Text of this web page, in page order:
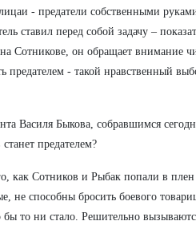
- предатели собственными
ставил перед собой задачу –
Сотникове, он обращает внимание
предателем - такой нравственный
Василя Быкова, собравшимся
предателем?
как Сотников и Рыбак попали в
не способны бросить боевого
бы то ни стало. Решительно